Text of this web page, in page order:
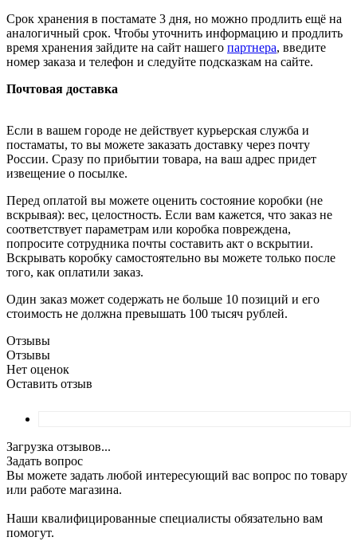
Срок хранения в постамате 3 дня, но можно продлить ещё на
аналогичный срок. Чтобы уточнить информацию и продлить
время хранения зайдите на сайт нашего партнера, введите
номер заказа и телефон и следуйте подсказкам на сайте.
Почтовая доставка
Если в вашем городе не действует курьерская служба и
постаматы, то вы можете заказать доставку через почту
России. Сразу по прибытии товара, на ваш адрес придет
извещение о посылке.
Перед оплатой вы можете оценить состояние коробки (не
вскрывая): вес, целостность. Если вам кажется, что заказ не
соответствует параметрам или коробка повреждена,
попросите сотрудника почты составить акт о вскрытии.
Вскрывать коробку самостоятельно вы можете только после
того, как оплатили заказ.
Один заказ может содержать не больше 10 позиций и его
стоимость не должна превышать 100 тысяч рублей.
Отзывы
Отзывы
Нет оценок
Оставить отзыв
Загрузка отзывов...
Задать вопрос
Вы можете задать любой интересующий вас вопрос по товару
или работе магазина.
Наши квалифицированные специалисты обязательно вам
помогут.